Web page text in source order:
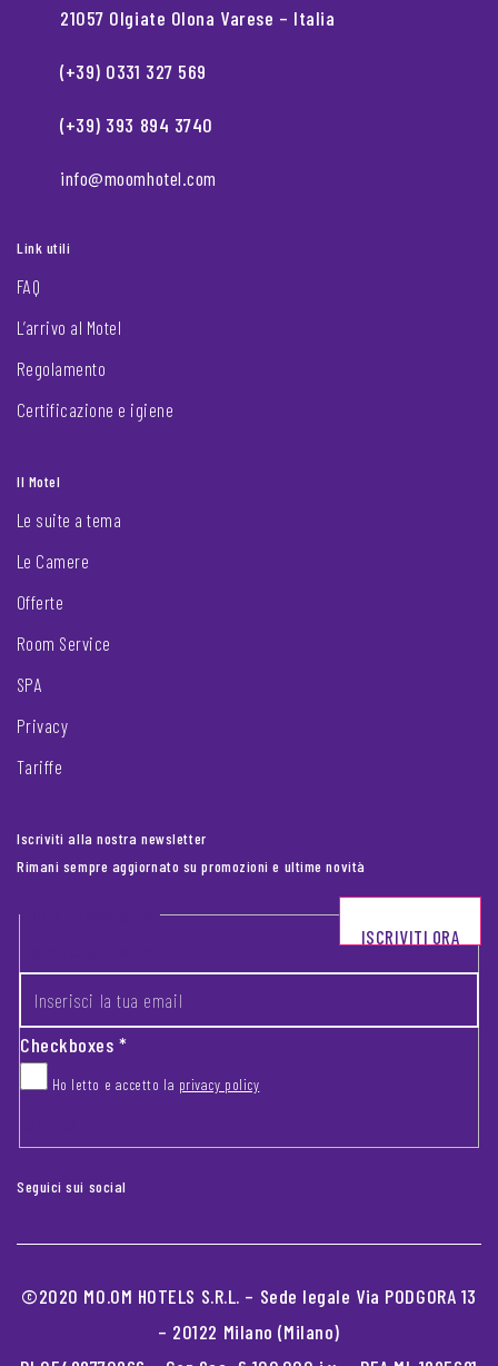
21057 Olgiate Olona Varese – Italia
(+39) 0331 327 569
(+39) 393 894 3740
info@moomhotel.com
Link utili
FAQ
L’arrivo al Motel
Regolamento
Certificazione e igiene
Il Motel
Le suite a tema
Le Camere
Offerte
Room Service
SPA
Privacy
Tariffe
Iscriviti alla nostra newsletter
Rimani sempre aggiornato su promozioni e ultime novità
Footer newsletter
Checkboxes*
Ho letto e accetto la privacy policy
ISCRIVITI ORA
Seguici sui social
©2020 MO.OM HOTELS S.R.L. – Sede legale Via PODGORA 13
– 20122 Milano (Milano)